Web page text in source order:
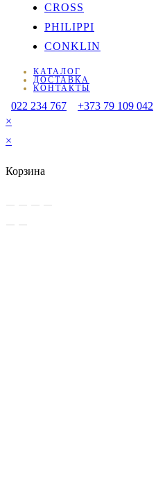
CROSS
PHILIPPI
CONKLIN
КАТАЛОГ
ДОСТАВКА
КОНТАКТЫ
022 234 767
+373 79 109 042
×
×
Корзина